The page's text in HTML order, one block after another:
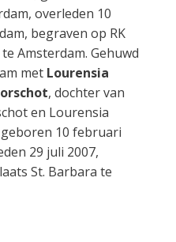
overleden 10
begraven op RK
Amsterdam. Gehuwd
met Lourensia
, dochter van
en Lourensia
10 februari
29 juli 2007,
St. Barbara te